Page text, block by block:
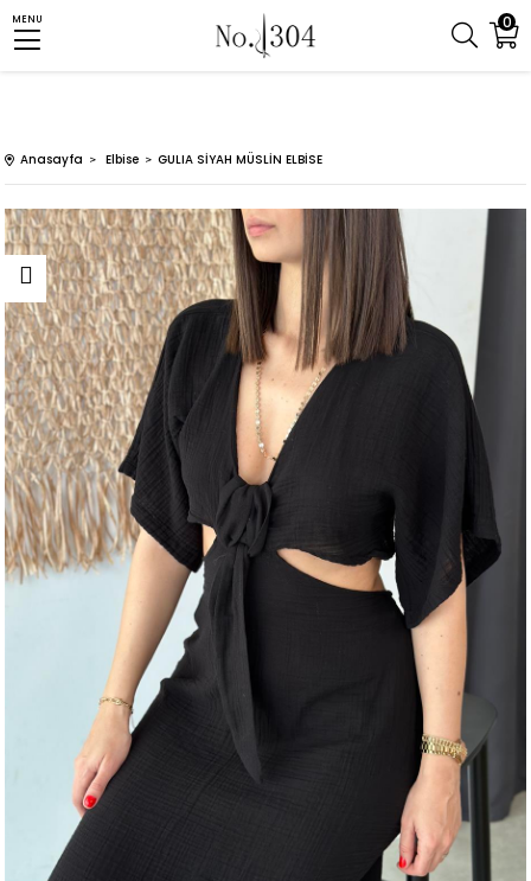
0
MENU
Anasayfa Elbise GULIA SİYAH MÜSLİN ELBİSE